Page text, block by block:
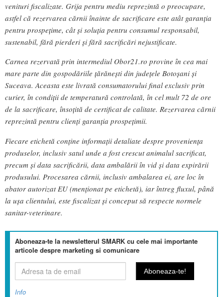
venituri fiscalizate. Grija pentru mediu reprezintă o preocupare,
astfel că rezervarea cărnii înainte de sacrificare este atât garanția
pentru prospețime, cât și soluția pentru consumul responsabil,
sustenabil, fără pierderi și fără sacrificări nejustificate.
Carnea rezervată prin intermediul Obor21.ro provine în cea mai
mare parte din gospodăriile țărănești din județele Botoșani și
Suceava. Aceasta este livrată consumatorului final exclusiv prin
curier, în condiții de temperatură controlată, în cel mult 72 de ore
de la sacrificare, însoțită de certificat de calitate. Rezervarea cărnii
reprezintă pentru clienți garanția prospețimii.
Fiecare etichetă conține informații detaliate despre proveniența
produselor, inclusiv satul unde a fost crescut animalul sacrificat,
precum și data sacrificării, data ambalării în vid și data expirării
produsului. Procesarea cărnii, inclusiv ambalarea ei, are loc în
abator autorizat EU (menționat pe etichetă), iar întreg fluxul, până
la ușa clientului, este fiscalizat și conceput să respecte normele
sanitar-veterinare.
Aboneaza-te la newsletterul SMARK cu cele mai importante
articole despre marketing si comunicare
Info